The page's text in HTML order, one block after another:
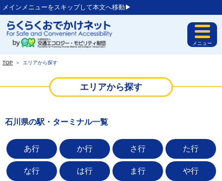
メインメニューをスキップして本文へ移動▶︎
メニュー
TOP ＞ エリアから探す
エリアから探す
石川県の駅・ターミナル一覧
あ行 か行 さ行 た行
な行 は行 ま行 や行